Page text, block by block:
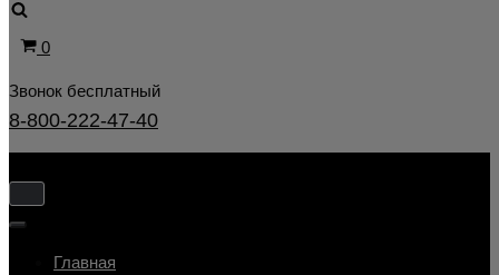
Корзина
0
Звонок бесплатный
8-800-222-47-40
Показать/
навигацию
Главная